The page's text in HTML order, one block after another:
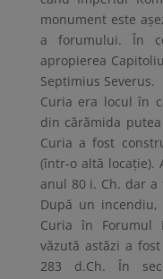
monument este
a forumului. În
apropierea
Septimius Severus.
Curia era locul în
din cărămida
Curia a fost
(într-o altă
anul 80 i. Ch. dar
După un
Curia în Forumul
văzută astăzi a
283 d.Ch. În